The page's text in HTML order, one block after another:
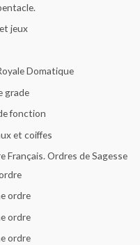
jeux
Domatique
grade
fonction
et coiffes
Français. Ordres de Sagesse
ordre
ordre
ordre